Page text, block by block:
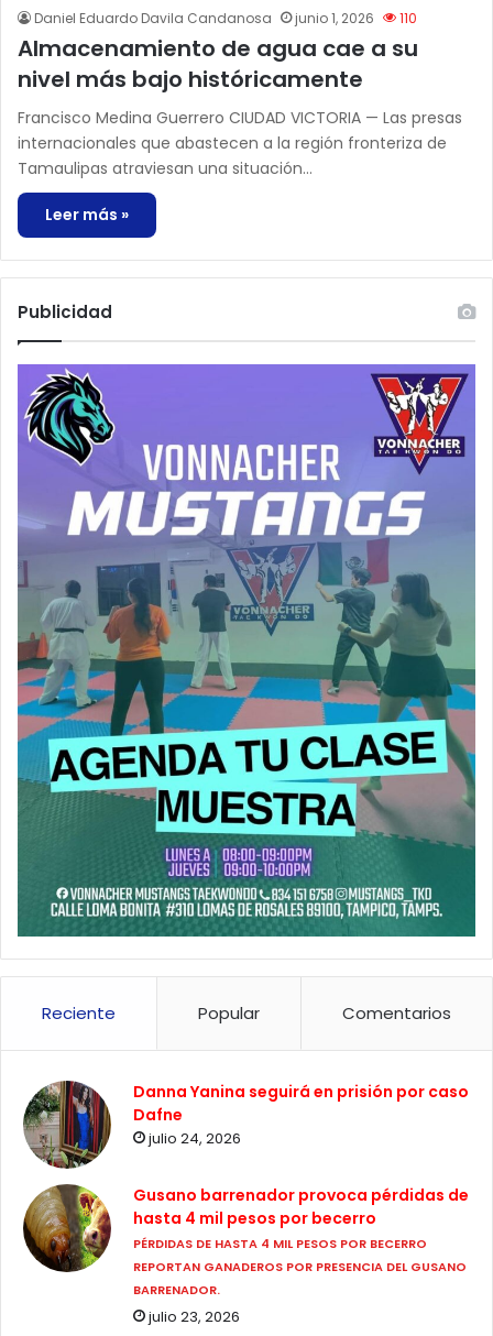
Daniel Eduardo Davila Candanosa junio 1, 2026 110
Almacenamiento de agua cae a su
nivel más bajo históricamente
Francisco Medina Guerrero CIUDAD VICTORIA — Las presas
internacionales que abastecen a la región fronteriza de
Tamaulipas atraviesan una situación…
Leer más »
Publicidad
Reciente Popular Comentarios
Danna Yanina seguirá en prisión por caso
Dafne
julio 24, 2026
Gusano barrenador provoca pérdidas de
hasta 4 mil pesos por becerro
PÉRDIDAS DE HASTA 4 MIL PESOS POR BECERRO
REPORTAN GANADEROS POR PRESENCIA DEL GUSANO
BARRENADOR.
julio 23, 2026